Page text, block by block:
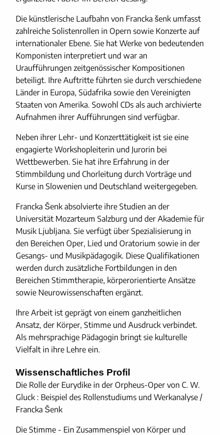
Die künstlerische Laufbahn von Francka šenk umfasst
zahlreiche Solistenrollen in Opern sowie Konzerte auf
internationaler Ebene. Sie hat Werke von bedeutenden
Komponisten interpretiert und war an
Uraufführungen zeitgenössischer Kompositionen
beteiligt. Ihre Auftritte führten sie durch verschiedene
Länder in Europa, Südafrika sowie den Vereinigten
Staaten von Amerika. Sowohl CDs als auch archivierte
Aufnahmen ihrer Aufführungen sind verfügbar.
Neben ihrer Lehr- und Konzerttätigkeit ist sie eine
engagierte Workshopleiterin und Jurorin bei
Wettbewerben. Sie hat ihre Erfahrung in der
Stimmbildung und Chorleitung durch Vorträge und
Kurse in Slowenien und Deutschland weitergegeben.
Francka Šenk absolvierte ihre Studien an der
Universität Mozarteum Salzburg und der Akademie für
Musik Ljubljana. Sie verfügt über Spezialisierung in
den Bereichen Oper, Lied und Oratorium sowie in der
Gesangs- und Musikpädagogik. Diese Qualifikationen
werden durch zusätzliche Fortbildungen in den
Bereichen Stimmtherapie, körperorientierte Ansätze
sowie Neurowissenschaften ergänzt.
Ihre Arbeit ist geprägt von einem ganzheitlichen
Ansatz, der Körper, Stimme und Ausdruck verbindet.
Als mehrsprachige Pädagogin bringt sie kulturelle
Vielfalt in ihre Lehre ein.
Wissenschaftliches Profil
Die Rolle der Eurydike in der Orpheus-Oper von C. W.
Gluck : Beispiel des Rollenstudiums und Werkanalyse /
Francka Šenk
Die Stimme - Ein Zusammenspiel von Körper und